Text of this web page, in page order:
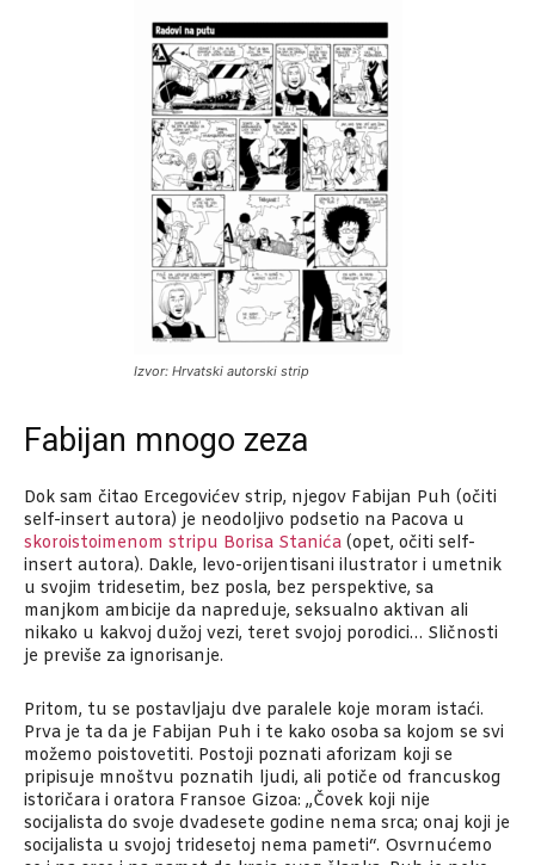
Izvor: Hrvatski autorski strip
Fabijan mnogo zeza
Dok sam čitao Ercegovićev strip, njegov Fabijan Puh (očiti
self-insert autora) je neodoljivo podsetio na Pacova u
skoroistoimenom stripu Borisa Stanića (opet, očiti self-
insert autora). Dakle, levo-orijentisani ilustrator i umetnik
u svojim tridesetim, bez posla, bez perspektive, sa
manjkom ambicije da napreduje, seksualno aktivan ali
nikako u kakvoj dužoj vezi, teret svojoj porodici… Sličnosti
je previše za ignorisanje.
Pritom, tu se postavljaju dve paralele koje moram istaći.
Prva je ta da je Fabijan Puh i te kako osoba sa kojom se svi
možemo poistovetiti. Postoji poznati aforizam koji se
pripisuje mnoštvu poznatih ljudi, ali potiče od francuskog
istoričara i oratora Fransoe Gizoa: „Čovek koji nije
socijalista do svoje dvadesete godine nema srca; onaj koji je
socijalista u svojoj tridesetoj nema pameti“. Osvrnućemo